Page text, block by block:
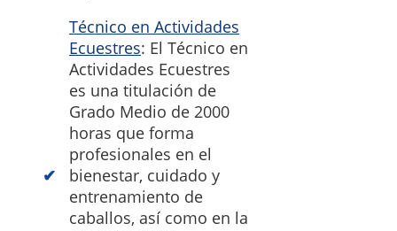
Técnico en Actividades
Ecuestres: El Técnico en
Actividades Ecuestres
es una titulación de
Grado Medio de 2000
horas que forma
profesionales en el
bienestar, cuidado y
entrenamiento de
caballos, así como en la